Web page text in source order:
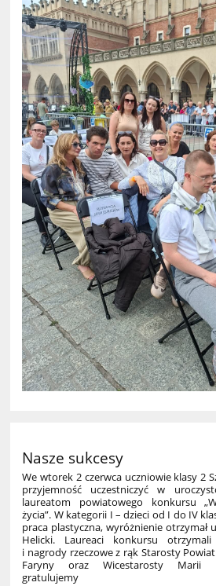
Nasze sukcesy
We wtorek 2 czerwca uczniowie klasy 2
przyjemność uczestniczyć w
laureatom powiatowego konkursu
życia”. W kategorii I – dzieci od I do IV
praca plastyczna, wyróżnienie otrzymał
Helicki. Laureaci konkursu
i nagrody rzeczowe z rąk Starosty
Faryny oraz Wicestarosty Marii
gratulujemy